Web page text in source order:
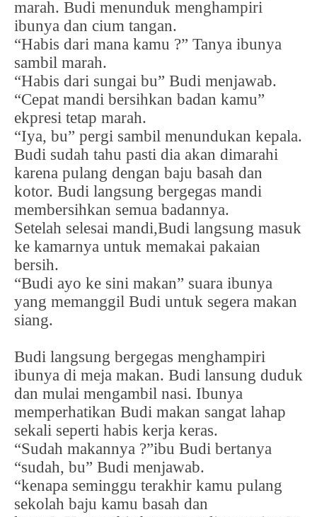
marah. Budi menunduk menghampiri
ibunya dan cium tangan.
“Habis dari mana kamu ?” Tanya ibunya
sambil marah.
“Habis dari sungai bu” Budi menjawab.
“Cepat mandi bersihkan badan kamu”
ekpresi tetap marah.
“Iya, bu” pergi sambil menundukan kepala.
Budi sudah tahu pasti dia akan dimarahi
karena pulang dengan baju basah dan
kotor. Budi langsung bergegas mandi
membersihkan semua badannya.
Setelah selesai mandi,Budi langsung masuk
ke kamarnya untuk memakai pakaian
bersih.
“Budi ayo ke sini makan” suara ibunya
yang memanggil Budi untuk segera makan
siang.
Budi langsung bergegas menghampiri
ibunya di meja makan. Budi lansung duduk
dan mulai mengambil nasi. Ibunya
memperhatikan Budi makan sangat lahap
sekali seperti habis kerja keras.
“Sudah makannya ?”ibu Budi bertanya
“sudah, bu” Budi menjawab.
“kenapa seminggu terakhir kamu pulang
sekolah baju kamu basah dan